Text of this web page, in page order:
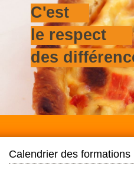
C'est
le respect
des
Calendrier des formations